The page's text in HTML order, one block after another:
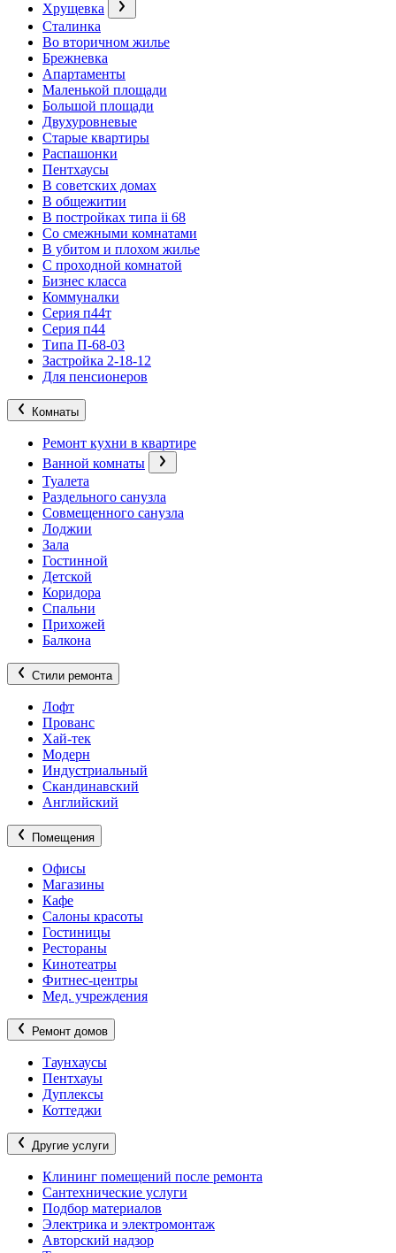
Хрущевка
Сталинка
Во вторичном жилье
Брежневка
Апартаменты
Маленькой площади
Большой площади
Двухуровневые
Старые квартиры
Распашонки
Пентхаусы
В советских домах
В общежитии
В постройках типа ii 68
Со смежными комнатами
В убитом и плохом жилье
С проходной комнатой
Бизнес класса
Коммуналки
Серия п44т
Серия п44
Типа П-68-03
Застройка 2-18-12
Для пенсионеров
Комнаты
Ремонт кухни в квартире
Ванной комнаты
Туалета
Раздельного санузла
Совмещенного санузла
Лоджии
Зала
Гостинной
Детской
Коридора
Спальни
Прихожей
Балкона
Стили ремонта
Лофт
Прованс
Хай-тек
Модерн
Индустриальный
Скандинавский
Английский
Помещения
Офисы
Магазины
Кафе
Салоны красоты
Гостиницы
Рестораны
Кинотеатры
Фитнес-центры
Мед. учреждения
Ремонт домов
Таунхаусы
Пентхауы
Дуплексы
Коттеджи
Другие услуги
Клининг помещений после ремонта
Сантехнические услуги
Подбор материалов
Электрика и электромонтаж
Авторский надзор